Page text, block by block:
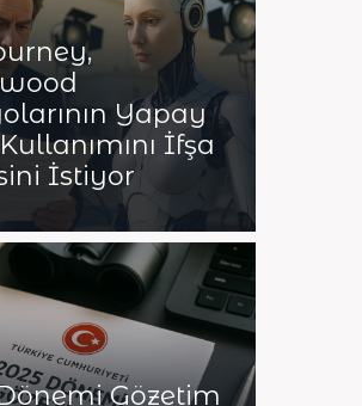
Yapay
İfşa
İstiyor
Gözetim